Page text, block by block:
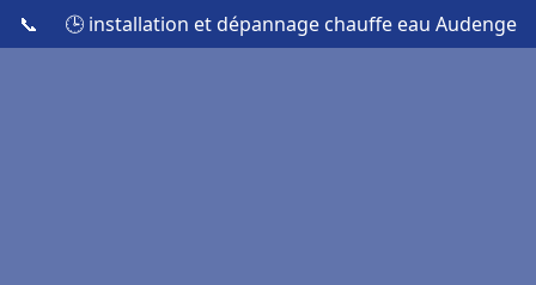
📞 🕒 installation et dépannage chauffe eau Audenge